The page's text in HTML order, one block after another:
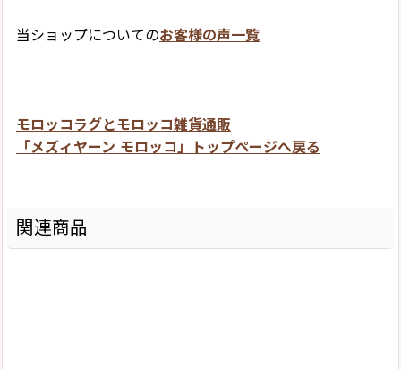
当ショップについてのお客様の声一覧
モロッコラグとモロッコ雑貨通販
「メズィヤーン モロッコ」トップページへ戻る
関連商品